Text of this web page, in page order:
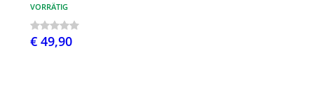
VORRÄTIG
€ 49,90